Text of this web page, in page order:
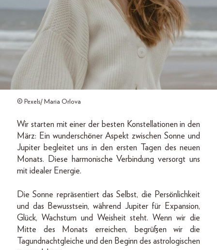
© Pexels/ Maria Orlova
Wir starten mit einer der besten Konstellationen in den
März: Ein wunderschöner Aspekt zwischen Sonne und
Jupiter begleitet uns in den ersten Tagen des neuen
Monats. Diese harmonische Verbindung versorgt uns
mit idealer Energie.
Die Sonne repräsentiert das Selbst, die Persönlichkeit
und das Bewusstsein, während Jupiter für Expansion,
Glück, Wachstum und Weisheit steht. Wenn wir die
Mitte des Monats erreichen, begrüßen wir die
Tagundnachtgleiche und den Beginn des astrologischen